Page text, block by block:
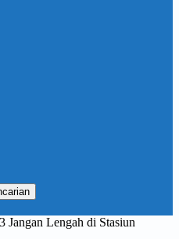
Jangan Lengah di Stasiun